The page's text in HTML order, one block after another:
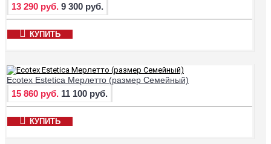
13 290 руб. 9 300 руб.
КУПИТЬ
Ecotex Estetica Мерлетто (размер Семейный)
15 860 руб. 11 100 руб.
КУПИТЬ